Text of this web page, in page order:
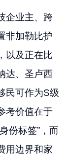
企业主、跨
非加勒比护
以及正在比
达、圣卢西
民可作为S级
考价值在于
份标签”，而
用边界和家